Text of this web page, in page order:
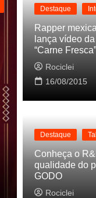
Destaque
Cynthia
Baleiro
Destaque
Rapper
lança vídeo
“Carne Fresca”
Rociclei
16/08/2015
Destaque
Conheça o
qualidade do
GODO
Rociclei